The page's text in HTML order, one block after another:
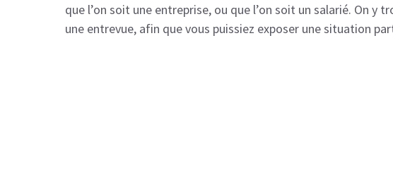
que l’on soit une entreprise, ou que l’on soit un salarié. On
une entrevue, afin que vous puissiez exposer une situation